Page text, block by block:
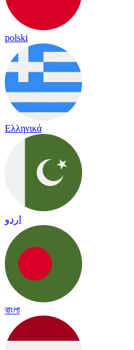
polski
Ελληνικά
اردو
বাংলা